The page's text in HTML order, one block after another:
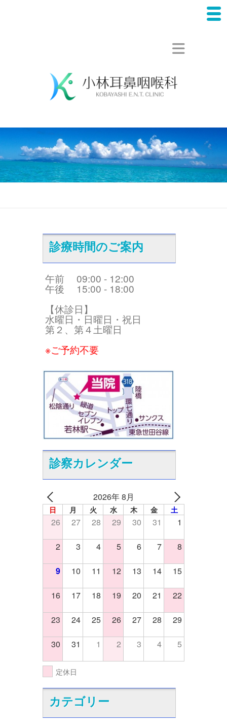
診療時間のご案内
午前 09:00 - 12:00
午後 15:00 - 18:00
【休診日】
水曜日・日曜日・祝日
第２、第４土曜日
※ご予約不要
診察カレンダー
2026年 8月
日 月 火 水 木 金 土
26 27 28 29 30 31 1
2 3 4 5 6 7 8
9 10 11 12 13 14 15
16 17 18 19 20 21 22
23 24 25 26 27 28 29
30 31 1 2 3 4 5
定休日
カテゴリー